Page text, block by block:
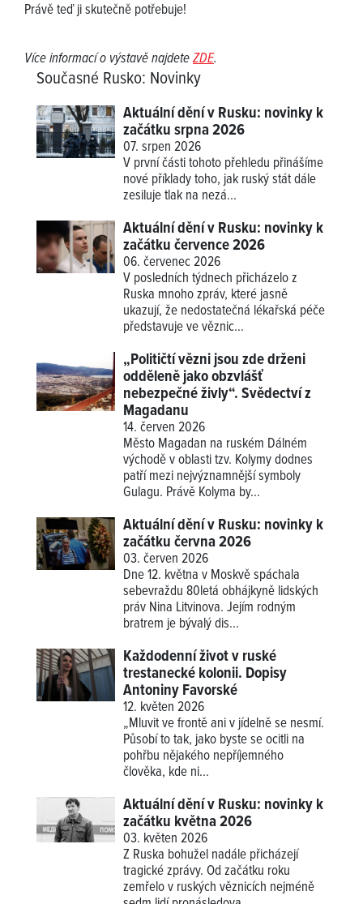
Právě teď ji skutečně potřebuje!
Více informací o výstavě najdeteZDE.
Současné Rusko: Novinky
Aktuální dění v Rusku: novinky k
začátku srpna 2026
07. srpen 2026
V první části tohoto přehledu přinášíme
nové příkladytoho, jak ruský stát dále
zesiluje tlak na nezá...
Aktuální dění v Rusku: novinky k
začátku července 2026
06. červenec 2026
V posledních týdnech přicházelo z
Ruska mnoho zpráv, které jasně
ukazují, že nedostatečná lékařská péče
představuje ve věznic...
„Političtí vězni jsou zde drženi
odděleně jako obzvlášť
nebezpečné živly“. Svědectví z
Magadanu
14. červen 2026
Město Magadan na ruském Dálném
východě v oblasti tzv. Kolymy dodnes
patří mezi nejvýznamnější symboly
Gulagu. Právě Kolyma by...
Aktuální dění v Rusku: novinky k
začátku června 2026
03. červen 2026
Dne 12. května v Moskvě spáchala
sebevraždu 80letá obhájkyně lidských
práv Nina Litvinova. Jejím rodným
bratrem je bývalý dis...
Každodenní život v ruské
trestanecké kolonii. Dopisy
Antoniny Favorské
12. květen 2026
„Mluvit ve frontě ani v jídelně se nesmí.
Působí to tak, jako byste se ocitli na
pohřbu nějakého nepříjemného
člověka, kde ni...
Aktuální dění v Rusku: novinky k
začátku května 2026
03. květen 2026
Z Ruska bohužel nadále přicházejí
tragické zprávy. Od začátku roku
zemřelo v ruských věznicích nejméně